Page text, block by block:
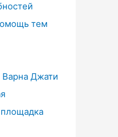
тем
Варна Джати